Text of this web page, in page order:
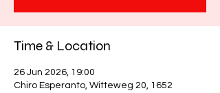
Time & Location
26 Jun 2026, 19:00
Chiro Esperanto, Witteweg 20, 1652